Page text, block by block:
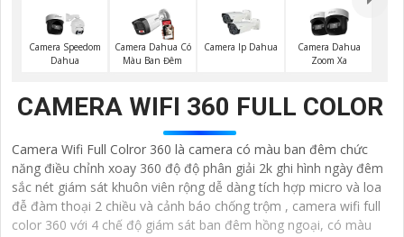
Camera Speedom
Dahua
Camera Dahua Có
Màu Ban Đêm
Camera Ip Dahua
Camera Dahua
Zoom Xa
CAMERA WIFI 360 FULL COLOR
Camera Wifi Full Colror 360 là camera có màu ban đêm chức
năng điều chỉnh xoay 360 độ độ phân giải 2k ghi hình ngày đêm
sắc nét giám sát khuôn viên rộng dễ dàng tích hợp micro và loa
đễ đàm thoại 2 chiều và cảnh báo chống trộm , camera wifi full
color 360 với 4 chế độ giám sát ban đêm hồng ngoại, có màu